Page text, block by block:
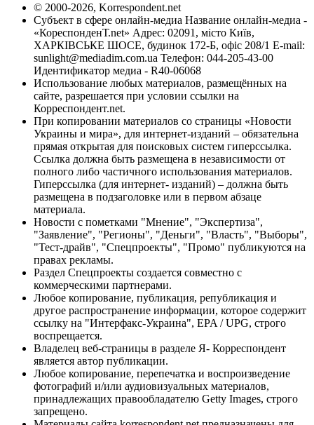
© 2000-2026, Korrespondent.net
Субъект в сфере онлайн-медиа Название онлайн-медиа -
«КореспонденТ.net» Адрес: 02091, місто Київ,
ХАРКІВСЬКЕ ШОСЕ, будинок 172-Б, офіс 208/1 E-mail:
sunlight@mediadim.com.ua Телефон: 044-205-43-00
Идентификатор медиа - R40-06068
Использование любых материалов, размещённых на
сайте, разрешается при условии ссылки на
Корреспондент.net.
При копировании материалов со страницы «Новости
Украины и мира», для интернет-изданий – обязательна
прямая открытая для поисковых систем гиперссылка.
Ссылка должна быть размещена в независимости от
полного либо частичного использования материалов.
Гиперссылка (для интернет- изданий) – должна быть
размещена в подзаголовке или в первом абзаце
материала.
Новости с пометками "Мнение", "Экспертиза",
"Заявление", "Регионы", "Деньги", "Власть", "Выборы",
"Тест-драйв", "Спецпроекты", "Промо" публикуются на
правах рекламы.
Раздел Спецпроекты создается совместно с
коммерческими партнерами.
Любое копирование, публикация, републикация и
другое распространение информации, которое содержит
ссылку на "Интерфакс-Украина", EPA / UPG, строго
воспрещается.
Владелец веб-страницы в разделе Я- Корреспондент
является автор публикации.
Любое копирование, перепечатка и воспроизведение
фотографий и/или аудиовизуальных материалов,
принадлежащих правообладателю Getty Images, строго
запрещено.